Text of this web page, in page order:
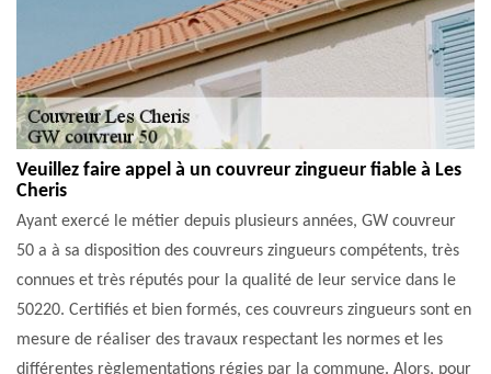
Veuillez faire appel à un couvreur zingueur fiable à Les
Cheris
Ayant exercé le métier depuis plusieurs années, GW couvreur
50 a à sa disposition des couvreurs zingueurs compétents, très
connues et très réputés pour la qualité de leur service dans le
50220. Certifiés et bien formés, ces couvreurs zingueurs sont en
mesure de réaliser des travaux respectant les normes et les
différentes règlementations régies par la commune. Alors, pour